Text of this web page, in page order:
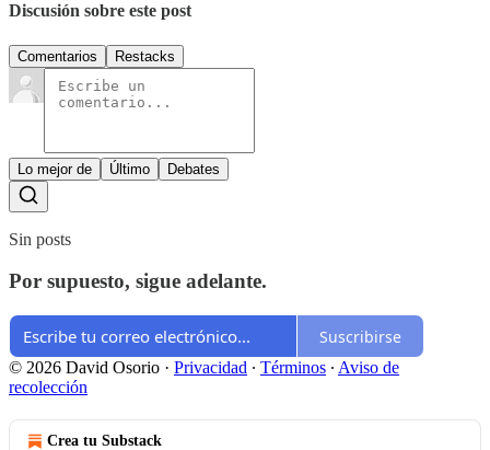
Discusión sobre este post
Comentarios Restacks
Lo mejor de Último Debates
Sin posts
Por supuesto, sigue adelante.
Suscribirse
© 2026 David Osorio · Privacidad ∙ Términos ∙ Aviso de
recolección
Crea tu Substack